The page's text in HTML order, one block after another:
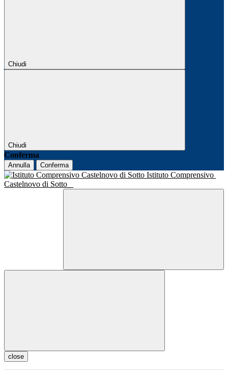
Chiudi
Chiudi
Conferma
Annulla Conferma
Istituto Comprensivo
Castelnovo di Sotto
close